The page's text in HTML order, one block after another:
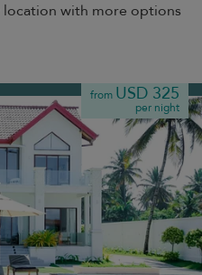
with more options
from USD 325
per night